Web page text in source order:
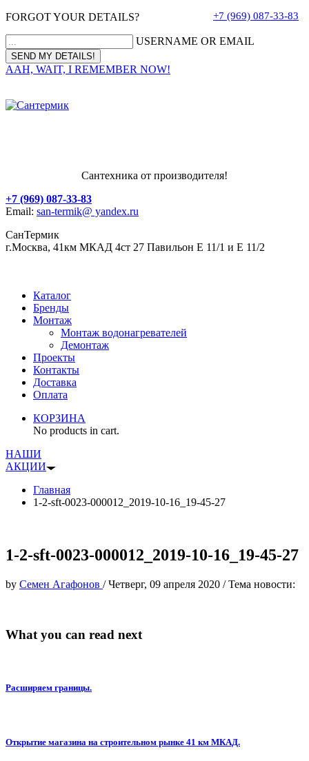
FORGOT YOUR DETAILS?
USERNAME OR EMAIL
AAH, WAIT, I REMEMBER NOW!
+7 (969) 087-33-83
Сантехника от производителя!
+7 (969) 087-33-83
Email: san-termik@ yandex.ru
СанТермик
г.Москва, 41км МКАД 4ст 27 Павильон Е 11/1 и Е 11/2
Каталог
Бренды
Монтаж
Монтаж водонагревателей
Демонтаж
Проекты
Контакты
Доставка
Оплата
КОРЗИНА
No products in cart.
НАШИ
АКЦИИ
Главная
1-2-sft-0023-000012_2019-10-16_19-45-27
1-2-sft-0023-000012_2019-10-16_19-45-27
by Семен Агафонов /Четверг, 09 апреля 2020 /Тема новости:
What you can read next
Расширяем границы.
Открытие магазина на строительном рынке 41 км МКАД.